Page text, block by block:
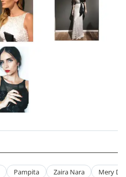
Pampita Zaira Nara Mery